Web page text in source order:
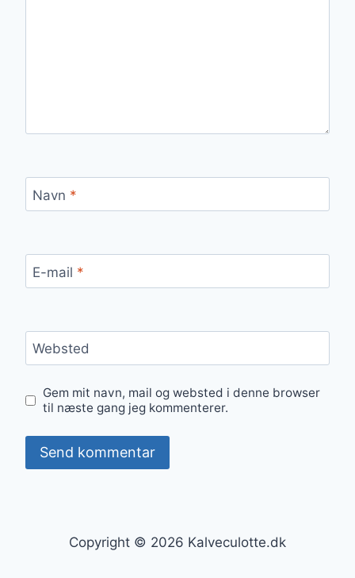
Navn *
E-mail *
Websted
Gem mit navn, mail og websted i denne browser
til næste gang jeg kommenterer.
Copyright © 2026 Kalveculotte.dk